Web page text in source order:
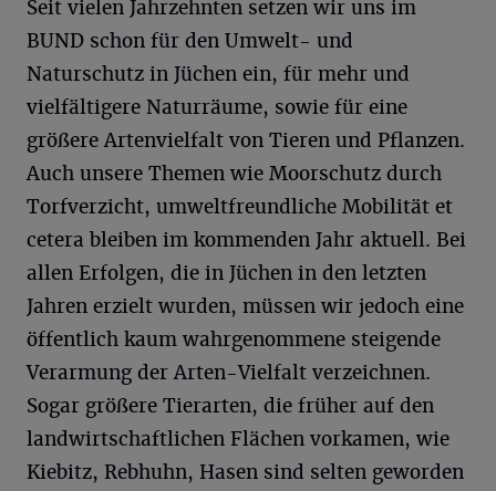
Seit vielen Jahrzehnten setzen wir uns im
BUND schon für den Umwelt- und
Naturschutz in Jüchen ein, für mehr und
vielfältigere Naturräume, sowie für eine
größere Artenvielfalt von Tieren und Pflanzen.
Auch unsere Themen wie Moorschutz durch
Torfverzicht, umweltfreundliche Mobilität et
cetera bleiben im kommenden Jahr aktuell. Bei
allen Erfolgen, die in Jüchen in den letzten
Jahren erzielt wurden, müssen wir jedoch eine
öffentlich kaum wahrgenommene steigende
Verarmung der Arten-Vielfalt verzeichnen.
Sogar größere Tierarten, die früher auf den
landwirtschaftlichen Flächen vorkamen, wie
Kiebitz, Rebhuhn, Hasen sind selten geworden